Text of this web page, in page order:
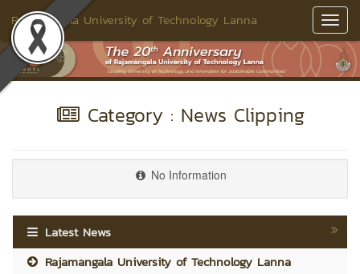
Rajamangala University of Technology Lanna
Category : News Clipping
No Information
Latest News
Rajamangala University of Technology Lanna